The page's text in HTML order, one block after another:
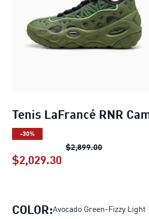
Tenis LaFrancé RNR
-30%
$2,899.00Tenis
$2,029.30
COLOR:Avocado Green-Fizzy Light